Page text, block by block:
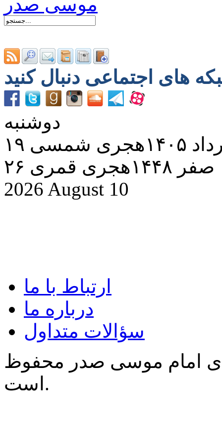
دوشنبه
شمسی
۲۶ صفر ۱۴۴۸هجری قمری
2026 August 10
ارتباط با ما
درباره ما
سؤالات متداول
امام موسی صدر محفوظ
است.